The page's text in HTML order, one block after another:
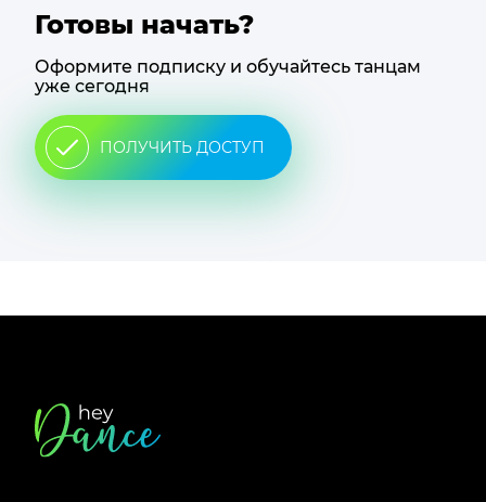
Готовы начать?
Оформите подписку и обучайтесь танцам
уже сегодня
ПОЛУЧИТЬ ДОСТУП
Футер
сайта